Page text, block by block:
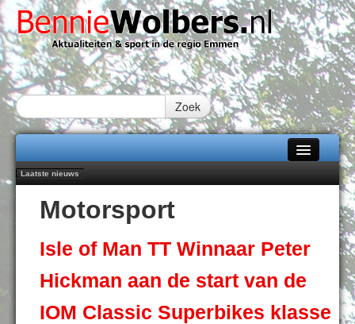
Zoek
Home
Alle categorieën
Over Bennie Wolbers
Adverteren
Contact / Tiplijn
Laatste nieuws
nieuwe rugsponsor
Najaar '26 staat live!
Emmen wint op Open Dag overtuigend van Almere City
Motorsport
Isle of Man TT Winnaar Peter
Hickman aan de start van de
IOM Classic Superbikes klasse